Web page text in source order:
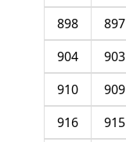
897
898
903
904
909
910
915
916